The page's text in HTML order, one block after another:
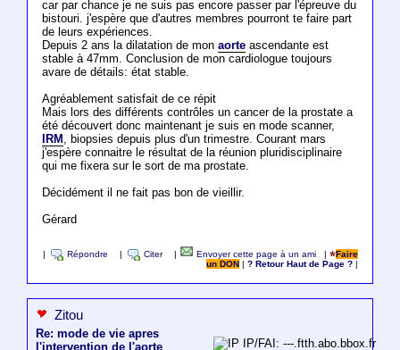
car par chance je ne suis pas encore passer par l'épreuve du
bistouri. j'espère que d'autres membres pourront te faire part
de leurs expériences.
Depuis 2 ans la dilatation de mon aorteascendante est
stable à 47mm. Conclusion de mon cardiologue toujours
avare de détails: état stable.
Agréablement satisfait de ce répit
Mais lors des différents contrôles un cancer de la prostate a
été découvert donc maintenant je suis en mode scanner,
IRM , biopsies depuis plus d'un trimestre. Courant mars
j'espère connaitre le résultat de la réunion pluridisciplinaire
qui me fixera sur le sort de ma prostate.
Décidément il ne fait pas bon de vieillir.
Gérard
Répondre Citer Envoyer cette page à un ami |
Faire
un DON
|? Retour Haut de Page ?
Zitou
Re: mode de vie apres
l'intervention de l'aorte
IP/FAI: ---.ftth.abo.bbox.fr